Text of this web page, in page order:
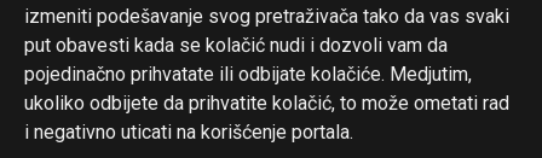
izmeniti podešavanje svog pretraživača tako da vas svaki
put obavesti kada se kolačić nudi i dozvoli vam da
pojedinačno prihvatate ili odbijate kolačiće. Medjutim,
ukoliko odbijete da prihvatite kolačić, to može ometati rad
i negativno uticati na korišćenje portala.